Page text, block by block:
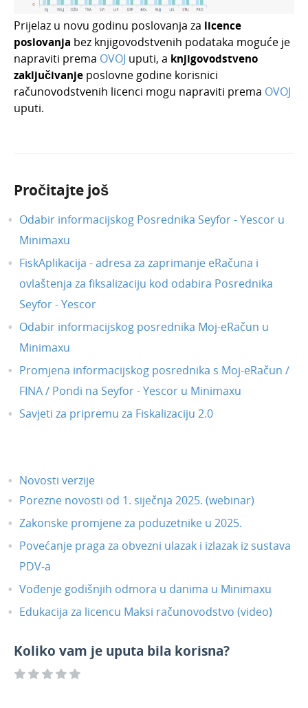
Prijelaz u novu godinu poslovanja za licence
poslovanja bez knjigovodstvenih podataka moguće je
napraviti prema OVOJ uputi, a knjigovodstveno
zaključivanje poslovne godine korisnici
računovodstvenih licenci mogu napraviti prema OVOJ
uputi.
Pročitajte još
Odabir informacijskog Posrednika Seyfor - Yescor u
Minimaxu
FiskAplikacija - adresa za zaprimanje eRačuna i
ovlaštenja za fiksalizaciju kod odabira Posrednika
Seyfor - Yescor
Odabir informacijskog posrednika Moj-eRačun u
Minimaxu
Promjena informacijskog posrednika s Moj-eRačun /
FINA / Pondi na Seyfor - Yescor u Minimaxu
Savjeti za pripremu za Fiskalizaciju 2.0
Novosti verzije
Porezne novosti od 1. siječnja 2025. (webinar)
Zakonske promjene za poduzetnike u 2025.
Povećanje praga za obvezni ulazak i izlazak iz sustava
PDV-a
Vođenje godišnjih odmora u danima u Minimaxu
Edukacija za licencu Maksi računovodstvo (video)
Koliko vam je uputa bila korisna?